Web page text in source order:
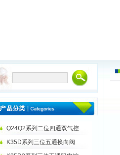
Q24Q2系列二位四通双气控
K35D系列三位五通换向阀